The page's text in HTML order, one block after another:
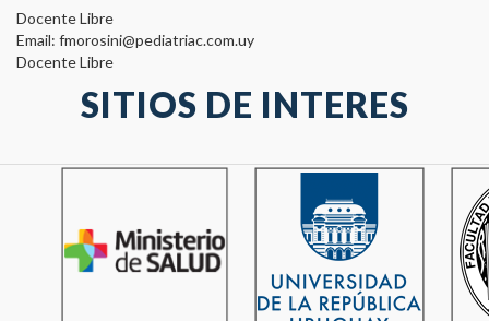
Docente Libre
Email: fmorosini@pediatriac.com.uy
Docente Libre
SITIOS DE INTERES